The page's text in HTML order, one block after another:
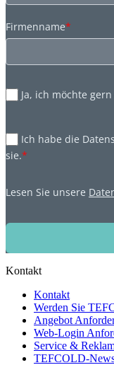
Firmenname*
Ja, ich möchte
Ich habe die
sie.*
Lesen Sie unsere
Kontakt
Kontakt
Werden Sie
Angebot
Web-Login
Service &
TEFCOLD-